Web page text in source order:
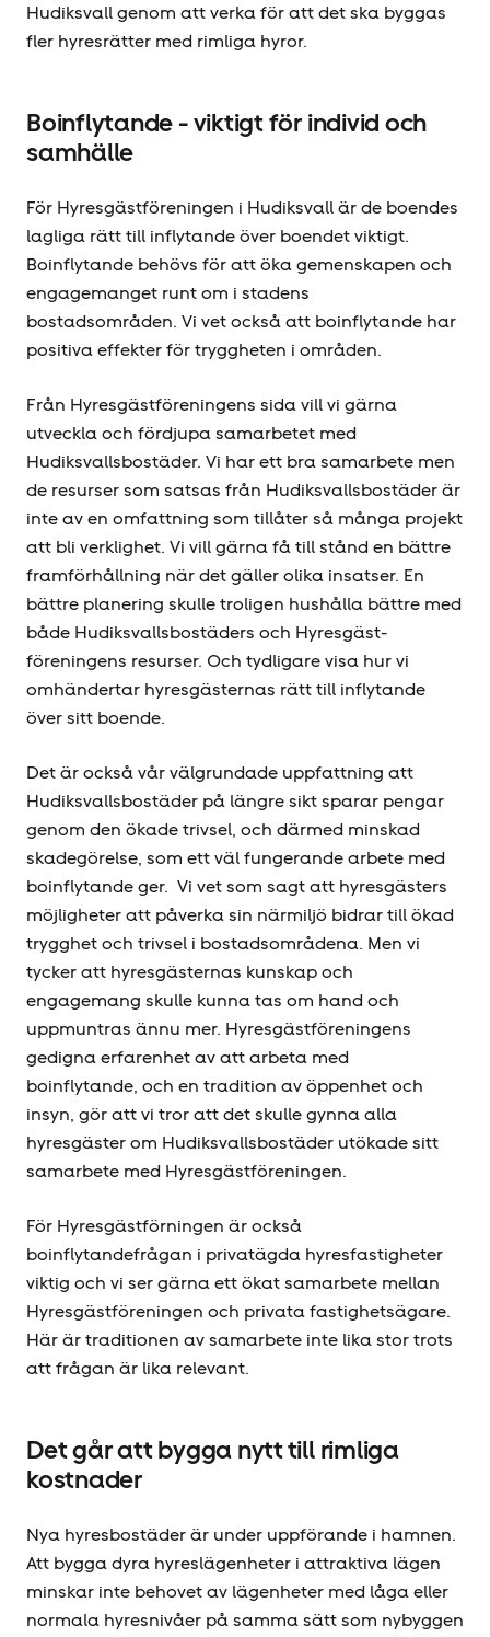
Hudiksvall genom att verka för att det ska byggas
fler hyresrätter med rimliga hyror.
Boinflytande - viktigt för individ och
samhälle
För Hyresgäst­föreningen i Hudiksvall är de boendes
lagliga rätt till inflytande över boendet viktigt.
Boinflytande behövs för att öka gemenskapen och
engagemanget runt om i stadens
bostadsområden. Vi vet också att boinflytande har
positiva effekter för tryggheten i områden.
Från Hyresgäst­föreningens sida vill vi gärna
utveckla och fördjupa samarbetet med
Hudiksvallsbostäder. Vi har ett bra samarbete men
de resurser som satsas från Hudiksvallsbostäder är
inte av en omfattning som tillåter så många projekt
att bli verklighet. Vi vill gärna få till stånd en bättre
framförhållning när det gäller olika insatser. En
bättre planering skulle troligen hushålla bättre med
både Hudiksvallsbostäders och Hyresgäst­
föreningens resurser. Och tydligare visa hur vi
omhändertar hyresgästernas rätt till inflytande
över sitt boende.
Det är också vår välgrundade uppfattning att
Hudiksvallsbostäder på längre sikt sparar pengar
genom den ökade trivsel, och därmed minskad
skadegörelse, som ett väl fungerande arbete med
boinflytande ger. Vi vet som sagt att hyresgästers
möjligheter att påverka sin närmiljö bidrar till ökad
trygghet och trivsel i bostadsområdena. Men vi
tycker att hyresgästernas kunskap och
engagemang skulle kunna tas om hand och
uppmuntras ännu mer. Hyresgäst­föreningens
gedigna erfarenhet av att arbeta med
boinflytande, och en tradition av öppenhet och
insyn, gör att vi tror att det skulle gynna alla
hyresgäster om Hudiksvallsbostäder utökade sitt
samarbete med Hyresgäst­föreningen.
För Hyresgästförningen är också
boinflytandefrågan i privatägda hyresfastigheter
viktig och vi ser gärna ett ökat samarbete mellan
Hyresgäst­föreningen och privata fastighetsägare.
Här är traditionen av samarbete inte lika stor trots
att frågan är lika relevant.
Det går att bygga nytt till rimliga
kostnader
Nya hyresbostäder är under uppförande i hamnen.
Att bygga dyra hyreslägenheter i attraktiva lägen
minskar inte behovet av lägenheter med låga eller
normala hyresnivåer på samma sätt som nybyggen